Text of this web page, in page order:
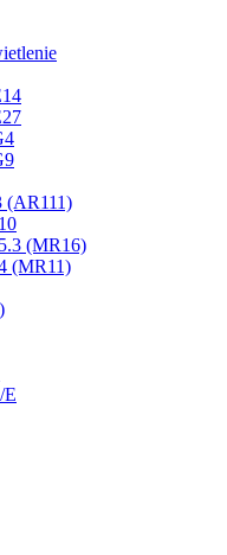
(AR111)
(MR16)
(MR11)
E